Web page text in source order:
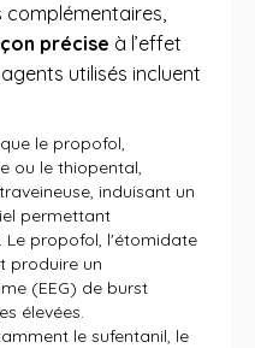
complémentaires,
précise à l’effet
utilisés incluent
le propofol,
ou le thiopental,
induisant un
permettant
Le propofol, l'étomidate
produire un
(EEG) de burst
élevées.
le sufentanil, le